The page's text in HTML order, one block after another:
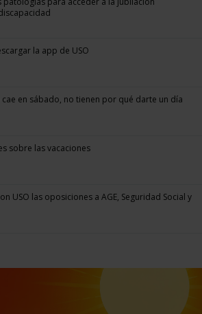
la app de USO
cae en sábado, no tienen por qué darte un día
sobre las vacaciones
USO las oposiciones a AGE, Seguridad Social y